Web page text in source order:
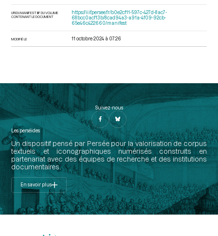
URI DU MANIFEST IIIF DU VOLUME
CONTENANT LE DOCUMENT
https://iiif.persee.fr/b0e2cf11-597c-427d-8ac7-
68bcc0acf13b/8cad94a3-a91a-4f09-92cb-
65e46c422660/manifest
MODIFIÉ LE 11 octobre 2024 à 07:26
Suivez-nous
Les perséides
Un dispositif pensé par Persée pour la valorisation de corpus
textuels et iconographiques numérisés construits en
partenariat avec des équipes de recherche et des institutions
documentaires.
En savoir plus